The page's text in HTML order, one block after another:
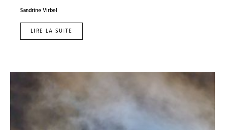
Sandrine Virbel
LIRE LA SUITE